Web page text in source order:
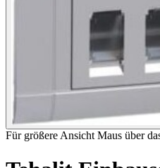
Für größere Ansicht Maus über